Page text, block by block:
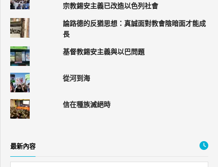
宗教錫安主義已改造以色列社會
論路德的反猶思想：真誠面對教會陰暗面才能成
長
基督教錫安主義與以巴問題
從河到海
信在種族滅絕時
最新內容